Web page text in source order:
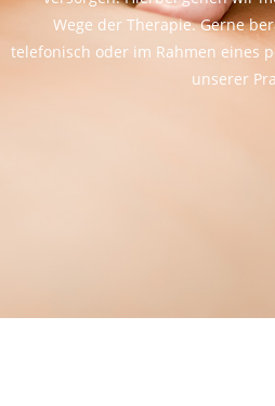
Wege der Therapie. Gerne
telefonisch oder im Rahmen eines
unserer